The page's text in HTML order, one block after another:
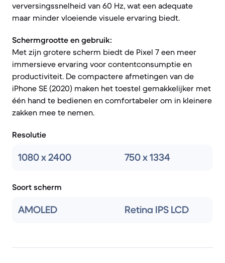
verversingssnelheid van 60 Hz, wat een adequate
maar minder vloeiende visuele ervaring biedt.
Schermgrootte en gebruik:
Met zijn grotere scherm biedt de Pixel 7 een meer
immersieve ervaring voor contentconsumptie en
productiviteit. De compactere afmetingen van de
iPhone SE (2020) maken het toestel gemakkelijker met
één hand te bedienen en comfortabeler om in kleinere
zakken mee te nemen.
Resolutie
1080 x 2400 750 x 1334
Soort scherm
AMOLED Retina IPS LCD